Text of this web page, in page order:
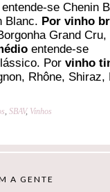
entende-se Chenin
Blanc. Por vinho
Grand Cru,
entende-se
Porvinho
Rhône, Shiraz,
, SBAV, Vinhos
A GENTE